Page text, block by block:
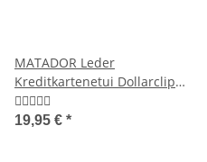
MATADOR Leder
Kreditkartenetui Dollarclip
Geldklammer RFID
19,95 € *